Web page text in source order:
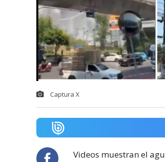
Captura X
Videos muestran el